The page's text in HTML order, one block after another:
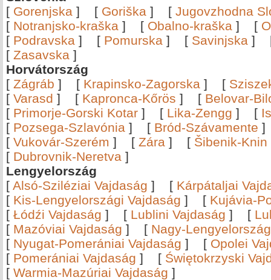
[ Gorenjska ] [ Goriška ] [ Jugovzhodna
[ Notranjsko-kraška ] [ Obalno-kraška ] [
[ Podravska ] [ Pomurska ] [ Savinjska ]
[ Zasavska ]
Horvátország
[ Zágráb ] [ Krapinsko-Zagorska ] [
[ Varasd ] [ Kapronca-Kőrös ] [ Belovar-
[ Primorje-Gorski Kotar ] [ Lika-Zengg ] [
[ Pozsega-Szlavónia ] [ Bród-Szávamente
[ Vukovár-Szerém ] [ Zára ] [ Šibenik-Knin
[ Dubrovnik-Neretva ]
Lengyelország
[ Alsó-Sziléziai Vajdaság ] [ Kárpátaljai
[ Kis-Lengyelországi Vajdaság ] [ Kujávia-
[ Łódźi Vajdaság ] [ Lublini Vajdaság ] [
[ Mazóviai Vajdaság ] [ Nagy-
[ Nyugat-Pomerániai Vajdaság ] [ Opolei
[ Pomerániai Vajdaság ] [ Świętokrzyski
[ Warmia-Mazúriai Vajdaság ]